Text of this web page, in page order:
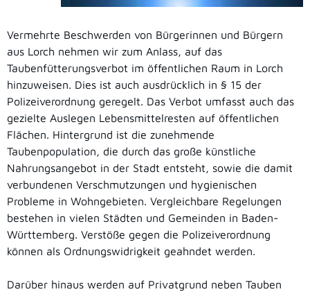
Vermehrte Beschwerden von Bürgerinnen und Bürgern
aus Lorch nehmen wir zum Anlass, auf das
Taubenfütterungsverbot im öffentlichen Raum in Lorch
hinzuweisen. Dies ist auch ausdrücklich in § 15 der
Polizeiverordnung geregelt. Das Verbot umfasst auch das
gezielte Auslegen Lebensmittelresten auf öffentlichen
Flächen. Hintergrund ist die zunehmende
Taubenpopulation, die durch das große künstliche
Nahrungsangebot in der Stadt entsteht, sowie die damit
verbundenen Verschmutzungen und hygienischen
Probleme in Wohngebieten. Vergleichbare Regelungen
bestehen in vielen Städten und Gemeinden in Baden-
Württemberg. Verstöße gegen die Polizeiverordnung
können als Ordnungswidrigkeit geahndet werden.
Darüber hinaus werden auf Privatgrund neben Tauben